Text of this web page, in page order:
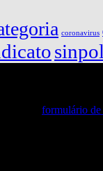
coronavirus
formulário